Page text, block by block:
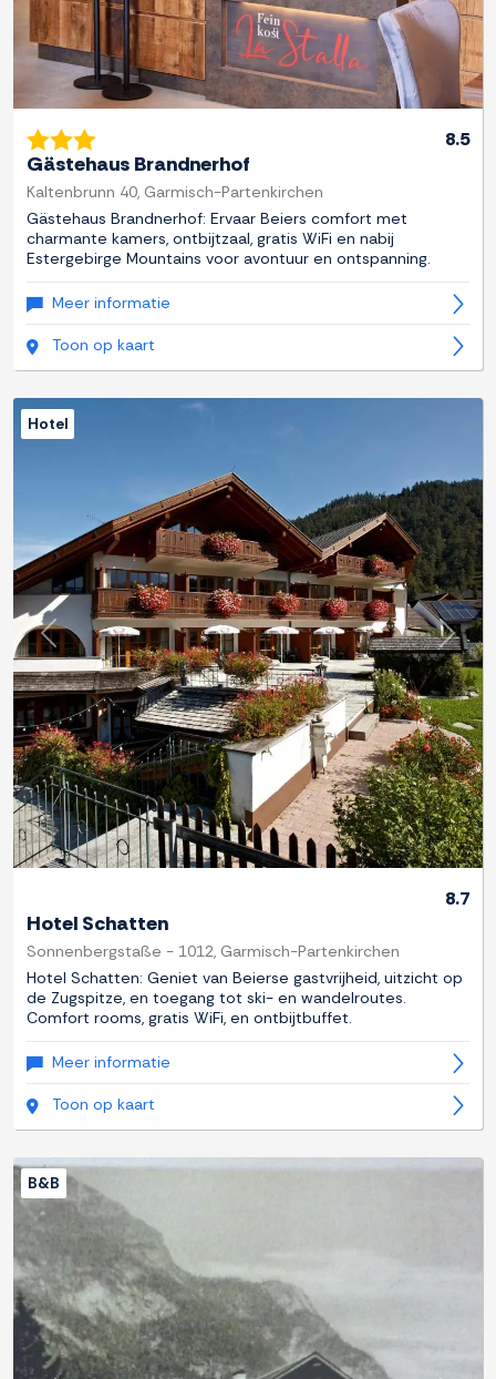
8.5
Gästehaus Brandnerhof
Kaltenbrunn 40, Garmisch-Partenkirchen
Gästehaus Brandnerhof: Ervaar Beiers comfort met
charmante kamers, ontbijtzaal, gratis WiFi en nabij
Estergebirge Mountains voor avontuur en ontspanning.
Meer informatie
Toon op kaart
Previous Next
Hotel
8.7
Hotel Schatten
Sonnenbergstaße - 1012, Garmisch-Partenkirchen
Hotel Schatten: Geniet van Beierse gastvrijheid, uitzicht op
de Zugspitze, en toegang tot ski- en wandelroutes.
Comfort rooms, gratis WiFi, en ontbijtbuffet.
Meer informatie
Toon op kaart
B&B